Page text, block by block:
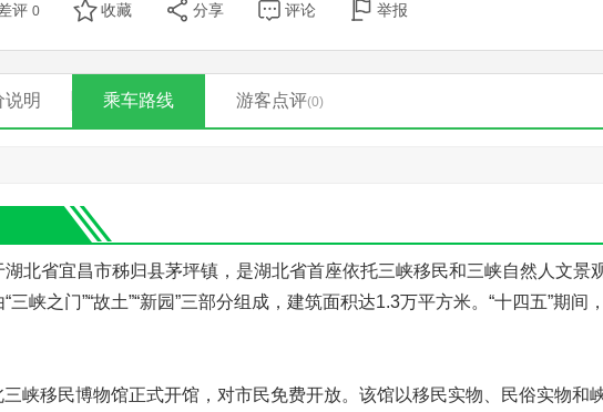
评 0 收藏 分享 评论 举报
说明 乘车路线 游客点评(0)
北省宜昌市秭归县茅坪镇，是湖北省首座依托三峡移民和三峡自然人文景
三峡之门”“故土”“新园”三部分组成，建筑面积达1.3万平方米。“十四五”期间
峡移民博物馆正式开馆，对市民免费开放。该馆以移民实物、民俗实物和